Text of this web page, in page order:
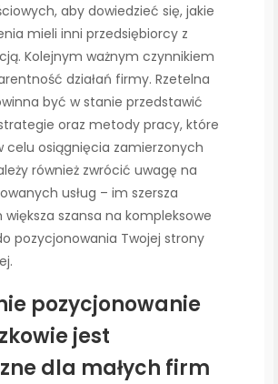
aby dowiedzieć się, jakie
mieli inni przedsiębiorcy z
Kolejnym ważnym czynnikiem
działań firmy. Rzetelna
być w stanie przedstawić
oraz metody pracy, które
celu osiągnięcia zamierzonych
również zwrócić uwagę na
usług – im szersza
szansa na kompleksowe
pozycjonowania Twojej strony
pozycjonowanie
jest
dla małych firm